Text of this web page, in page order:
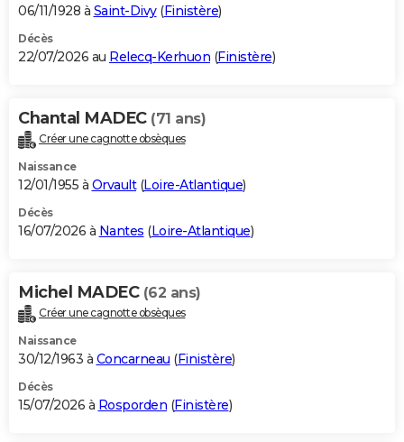
S'inscrire
Se connecter
Lycées
Collèges
Primaires
Universités
Entreprises
Service militaire
Avis de recherche
AVIS DE DÉCÈS
Bricolage
Lifestyle
Culture
Sport
Auto
Television
Voyage
Cinema
06/11/1928 à Saint-Divy(Finistère)
Décès
22/07/2026 au Relecq-Kerhuon (Finistère)
Chantal MADEC (71 ans)
Créer une cagnotte obsèques
Naissance
12/01/1955 à Orvault(Loire-Atlantique)
Décès
16/07/2026 à Nantes (Loire-Atlantique)
Michel MADEC (62 ans)
Créer une cagnotte obsèques
Naissance
30/12/1963 à Concarneau (Finistère)
Décès
15/07/2026 à Rosporden (Finistère)